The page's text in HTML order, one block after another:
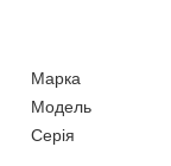
Марка
Модель
Серія